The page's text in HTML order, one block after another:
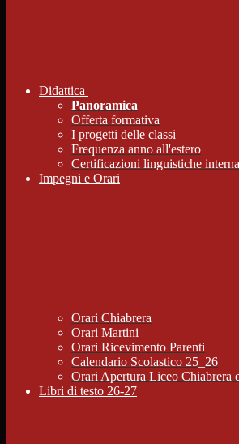
Didattica
Panoramica
Offerta formativa
I progetti delle classi
Frequenza anno all'estero
Certificazioni linguistiche
Impegni e Orari
Orari Chiabrera
Orari Martini
Orari Ricevimento Parenti
Calendario Scolastico 25_26
Orari Apertura Liceo Chiabrera
Libri di testo 26-27